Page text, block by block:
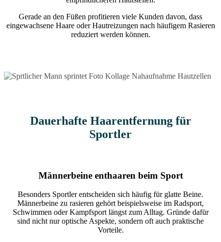
Gerade an den Füßen profitieren viele Kunden davon, dass
eingewachsene Haare oder Hautreizungen nach häufigem Rasieren
reduziert werden können.
Dauerhafte Haarentfernung für
Sportler
Männerbeine enthaaren beim Sport
Besonders Sportler entscheiden sich häufig für glatte Beine.
Männerbeine zu rasieren gehört beispielsweise im Radsport,
Schwimmen oder Kampfsport längst zum Alltag. Gründe dafür
sind nicht nur optische Aspekte, sondern oft auch praktische
Vorteile.